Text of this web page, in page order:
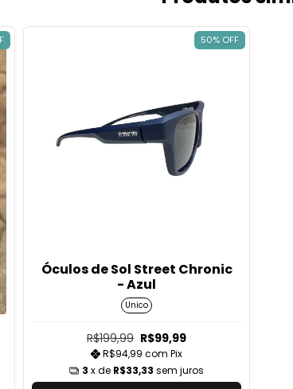
50% OFF
Óculos de Sol Street Chronic
- Azul
Unico
R$199,99 R$99,99
R$94,99 com Pix
3 x de R$33,33 sem juros